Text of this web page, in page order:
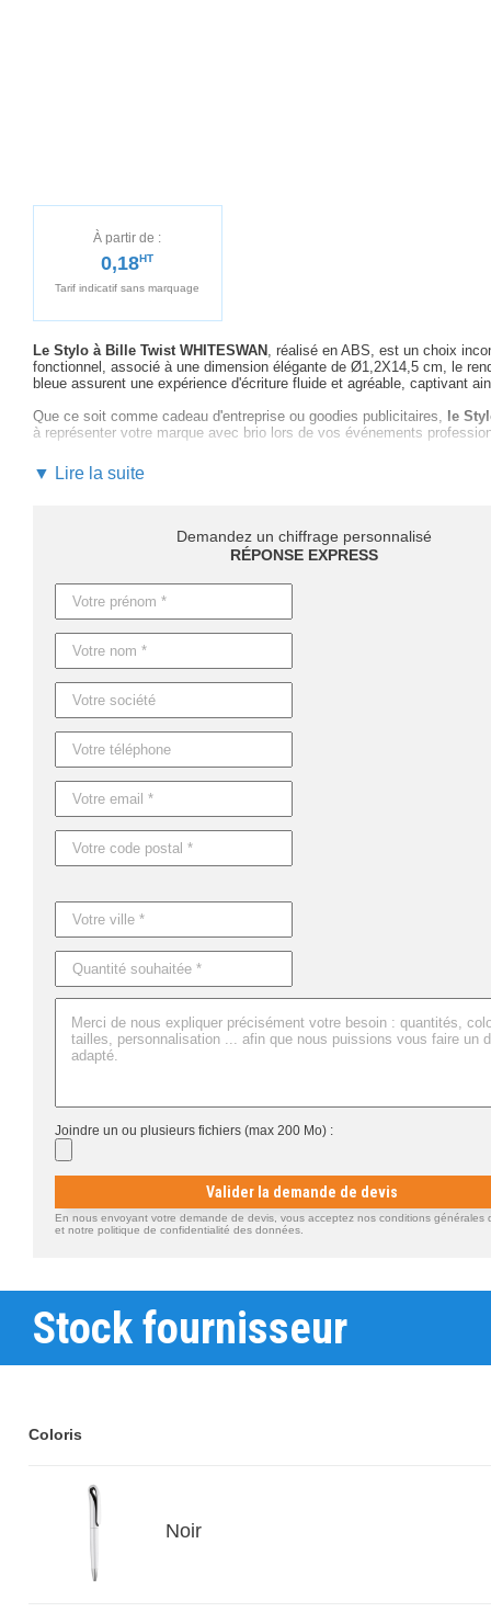
À partir de :
0,18HT
Tarif indicatif sans marquage
Le Stylo à Bille Twist WHITESWAN , réalisé en ABS, est un choix
fonctionnel, associé à une dimension élégante de Ø1,2X14,5 cm, le
bleue assurent une expérience d'écriture fluide et agréable, captivant
Que ce soit comme cadeau d'entreprise ou goodies publicitaires, le
à représenter votre marque avec brio lors de vos événements
En optant pour la personnalisation du WHITESWAN,
guider dans le choix du marquage idéal pour votre logo, maximisant
faire de votre marque un point de repère avec
intégrez cet objet de qualité à votre stratégie marketing.
Notez que les délais de livraison peuvent varier en fonction des
personnalisation. Pour une urgence, une production express peut
Caractéristiques du produit :
Référence : MO7793
Nom : WHITESWAN
Dimensions : Ø1,2X14,5 CM
▼ Lire la suite
Demandez un chiffrage personnalisé
RÉPONSE EXPRESS
Joindre un ou plusieurs fichiers (max 200 Mo) :
Valider la demande de devis
En nous envoyant votre demande de devis, vous acceptez nos conditions générales
et notre politique de confidentialité des données.
Stock fournisseur
Coloris
Noir